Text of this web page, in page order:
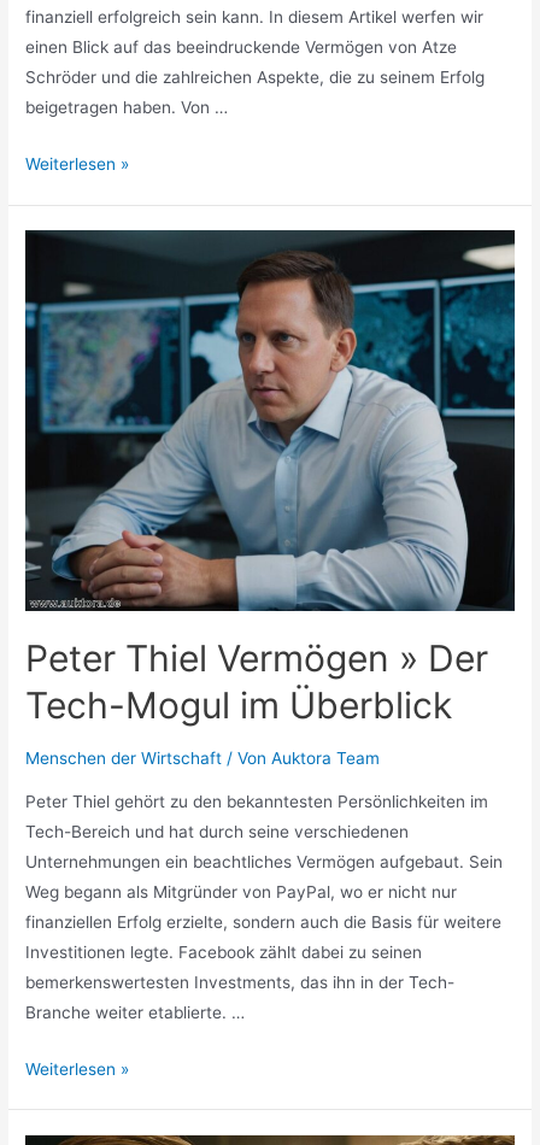
finanziell erfolgreich sein kann. In diesem Artikel werfen wir
einen Blick auf das beeindruckende Vermögen von Atze
Schröder und die zahlreichen Aspekte, die zu seinem Erfolg
beigetragen haben. Von …
Atze
Comedy
mit
finanzieller
Substanz
Weiterlesen »
Peter Thiel Vermögen » Der
Tech-Mogul im Überblick
Menschen der Wirtschaft / VonAuktora Team
Peter Thiel gehört zu den bekanntesten Persönlichkeiten im
Tech-Bereich und hat durch seine verschiedenen
Unternehmungen ein beachtliches Vermögen aufgebaut. Sein
Weg begann als Mitgründer von PayPal, wo er nicht nur
finanziellen Erfolg erzielte, sondern auch die Basis für weitere
Investitionen legte. Facebook zählt dabei zu seinen
bemerkenswertesten Investments, das ihn in der Tech-
Branche weiter etablierte. …
Peter
Weiterlesen »